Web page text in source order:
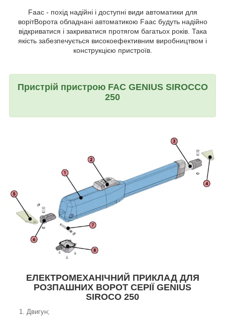
Faac - похід надійні і доступні види автоматики для
ворітВорота обладнані автоматикою Faac будуть надійно
відкриватися і закриватися протягом багатьох років. Така
якість забезпечується високоефективним виробництвом і
конструкцією пристроїв.
Пристрій пристрою FAC GENIUS SIROCCO
250
ЕЛЕКТРОМЕХАНІЧНИЙ ПРИКЛАД ДЛЯ
РОЗПАШНИХ ВОРОТ СЕРІЇ GENIUS
SIROCO 250
1. Двигун;